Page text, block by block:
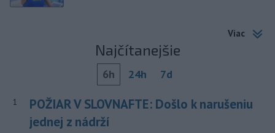
Viac
Najčítanejšie
6h 24h 7d
1
POŽIAR V SLOVNAFTE: Došlo k narušeniu
jednej z nádrží